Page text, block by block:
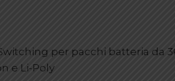
per pacchi batteria da
e Li-Poly